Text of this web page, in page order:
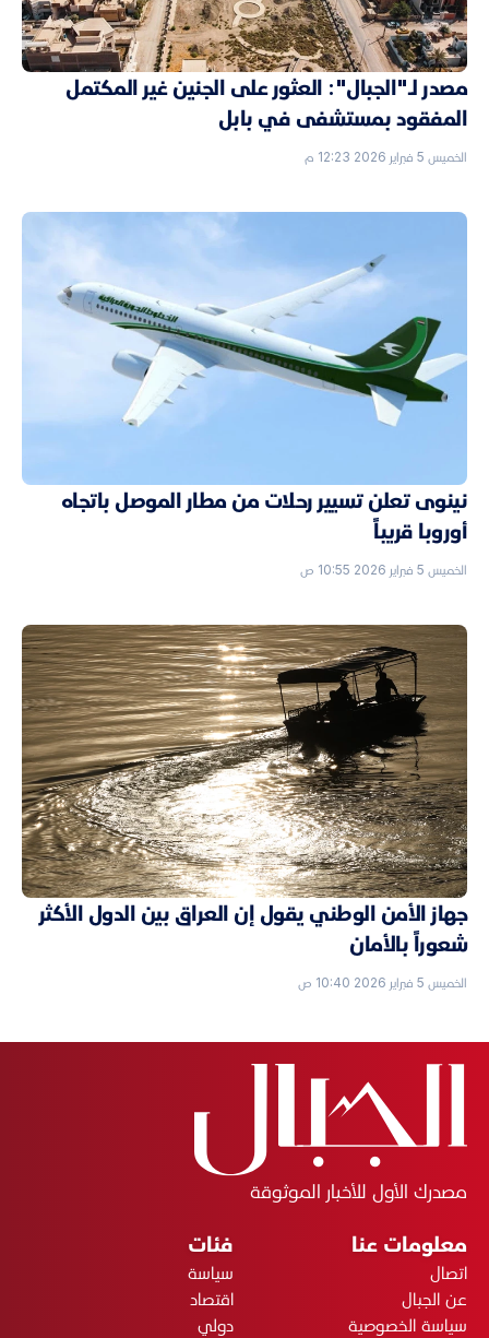
مصدر لـ"الجبال": العثور على الجنين غير المكتمل
المفقود بمستشفى في بابل
الخميس 5 فبراير 2026 12:23 م
نينوى تعلن تسيير رحلات من مطار الموصل باتجاه
أوروبا قريباً
الخميس 5 فبراير 2026 10:55 ص
جهاز الأمن الوطني يقول إن العراق بين الدول الأكثر
شعوراً بالأمان
الخميس 5 فبراير 2026 10:40 ص
مصدرك الأول للأخبار الموثوقة
معلومات عنا
اتصال
عن الجبال
سياسة الخصوصية
فئات
سياسة
اقتصاد
دولي